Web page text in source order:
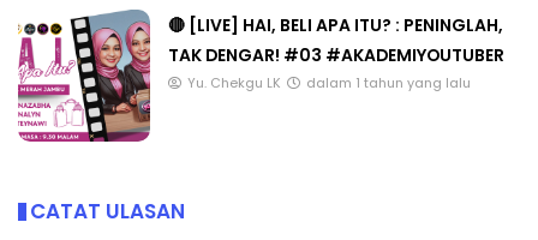
🔴 [LIVE] HAI, BELI APA ITU? : PENINGLAH,
TAK DENGAR! #03 #AKADEMIYOUTUBER
Yu. Chekgu LK dalam 1 tahun yang lalu
CATAT ULASAN